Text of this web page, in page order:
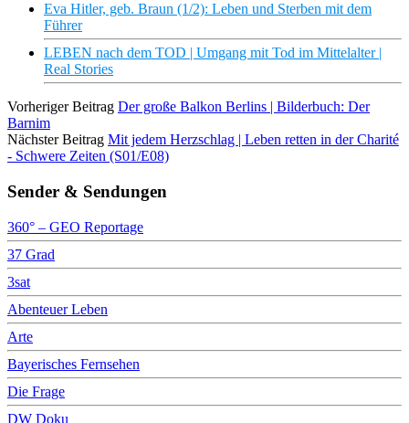
Eva Hitler, geb. Braun (1/2): Leben und Sterben mit dem
Führer
LEBEN nach dem TOD | Umgang mit Tod im Mittelalter |
Real Stories
Vorheriger Beitrag Der große Balkon Berlins | Bilderbuch: Der
Barnim
Nächster Beitrag Mit jedem Herzschlag | Leben retten in der Charité
- Schwere Zeiten (S01/E08)
Sender & Sendungen
360° – GEO Reportage
37 Grad
3sat
Abenteuer Leben
Arte
Bayerisches Fernsehen
Die Frage
DW Doku